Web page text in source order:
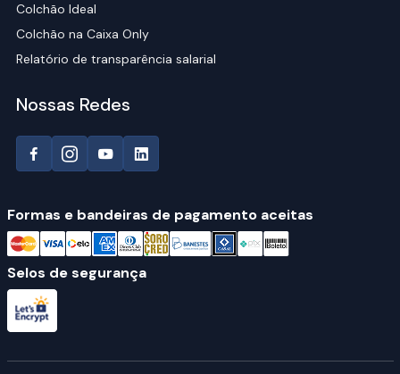
Colchão Ideal
Colchão na Caixa Only
Relatório de transparência salarial
Nossas Redes
Formas e bandeiras de pagamento aceitas
Selos de segurança